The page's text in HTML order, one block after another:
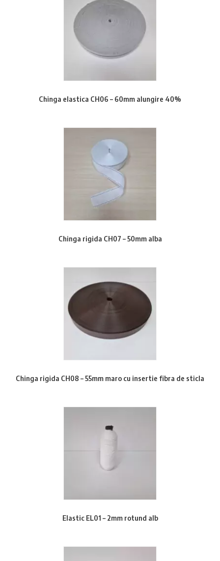
Chinga elastica CH06 – 60mm alungire 40%
Chinga rigida CH07 – 50mm alba
Chinga rigida CH08 – 55mm maro cu insertie fibra de sticla
Elastic EL01 – 2mm rotund alb